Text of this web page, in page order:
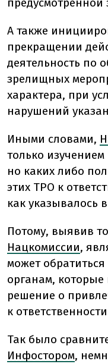
А также
прекращении
деятельность по
зрелищных
характера, при
нарушений
Иными словами,
только
но каких либо
этих ТРО к
как указывалось
Потому, выявив
Нацкомиссии,
может
органам,
решение о
к
Так было
Инфостором,